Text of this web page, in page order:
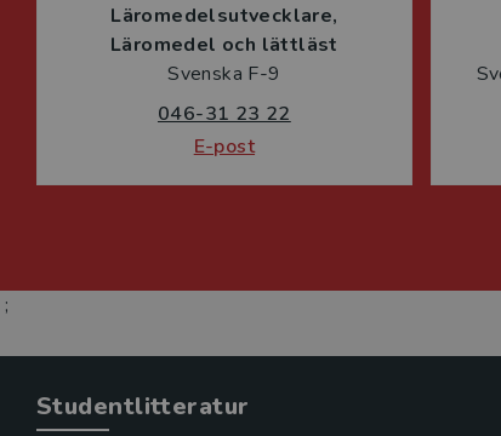
Läromedelsutvecklare
Läromedel och lättläst
Svenska F-9
046-31 23 22
E-post
;
Studentlitteratur